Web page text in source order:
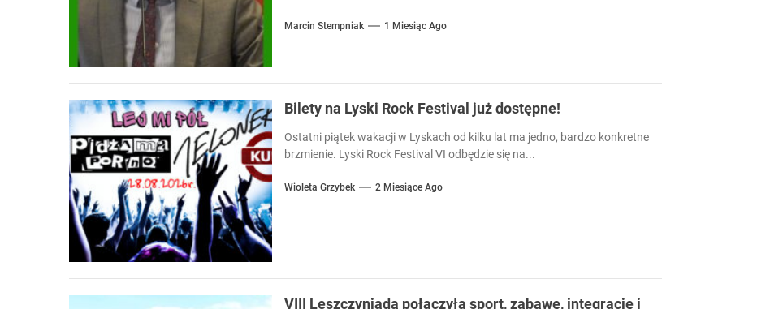
Marcin Stempniak 1 Miesiąc Ago
Bilety na Lyski Rock Festival już dostępne!
Ostatni piątek wakacji w Lyskach od kilku lat ma jedno, bardzo konkretne
brzmienie. Lyski Rock Festival VI odbędzie się na...
Wioleta Grzybek 2 Miesiące Ago
VIII Leszczyniada połączyła sport, zabawę, integrację i